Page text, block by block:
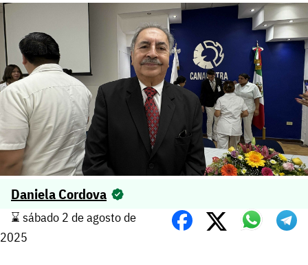
Daniela Cordova
⌛️ sábado 2 de agosto de
2025